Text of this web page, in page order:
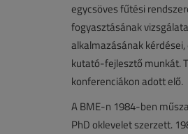
egycsöves fűtési
fogyasztásának
alkalmazásának
kutató-fejlesztő munkát.
konferenciákon adott elő.
A BME-n 1984-ben
PhD oklevelet szerzett.